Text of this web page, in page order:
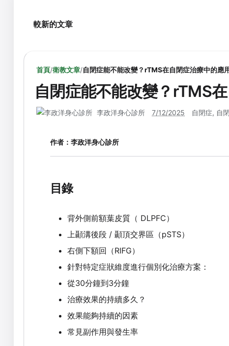
較新的文章
首頁/衛教文章/自閉症能不能改變？rTMS在自閉症治療中的應
自閉症能不能改變？rTMS
李政洋身心診所 7/12/2025 自閉症, 自
作者： 李政洋身心診所
目錄
背外側前額葉皮質（ DLPFC）
上顳溝後段 / 顳頂交界區（pSTS）
右側下額回（RIFG）
針對特定症狀維度進行個別化治療方案：
從30分鐘到3分鐘
治療效果的持續多久？
效果能夠持續的因素
常見副作用與發生率